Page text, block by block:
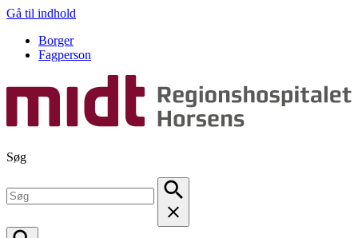
Gå til indhold
Borger
Fagperson
Søg